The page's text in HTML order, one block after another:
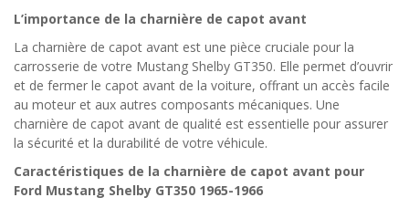
L’importance de la charnière de capot avant
La charnière de capot avant est une pièce cruciale pour la
carrosserie de votre Mustang Shelby GT350. Elle permet d’ouvrir
et de fermer le capot avant de la voiture, offrant un accès facile
au moteur et aux autres composants mécaniques. Une
charnière de capot avant de qualité est essentielle pour assurer
la sécurité et la durabilité de votre véhicule.
Caractéristiques de la charnière de capot avant pour
Ford Mustang Shelby GT350 1965-1966